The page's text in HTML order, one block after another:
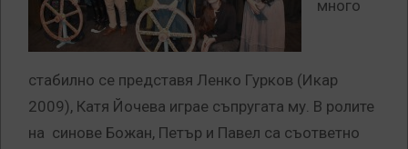
много
стабилно се представя Ленко Гурков (Икар
2009), Катя Йочева играе съпругата му. В ролите
на синове Божан, Петър и Павел са съответно